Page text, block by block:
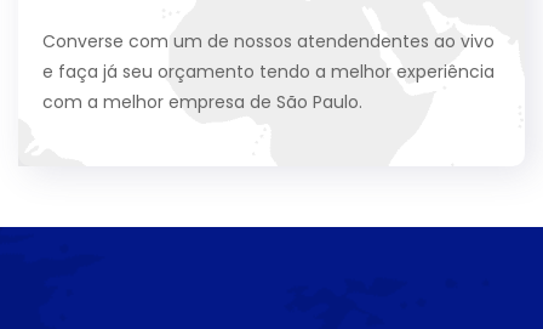
Converse com um de nossos atendendentes ao vivo
e faça já seu orçamento tendo a melhor experiência
com a melhor empresa de São Paulo.